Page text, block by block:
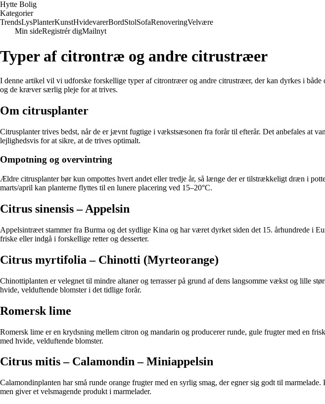
Hytte Bolig
Kategorier
TrendsLysPlanterKunstHvidevarerBordStolSofaRenoveringVelvære
Min sideRegistrér digMailnyt
Typer af citrontræ og andre citrustræer
I denne artikel vil vi udforske forskellige typer af citrontræer og andre citrustræer, der kan dyrkes i
og de kræver særlig pleje for at trives.
Om citrusplanter
Citrusplanter trives bedst, når de er jævnt fugtige i vækstsæsonen fra forår til efterår. Det anbefales at
lejlighedsvis for at sikre, at de trives optimalt.
Ompotning og overvintring
Ældre citrusplanter bør kun ompottes hvert andet eller tredje år, så længe der er tilstrækkeligt dræn i
marts/april kan planterne flyttes til en lunere placering ved 15–20°C.
Citrus sinensis – Appelsin
Appelsintræet stammer fra Burma og det sydlige Kina og har været dyrket siden det 15. århundrede i
friske eller indgå i forskellige retter og desserter.
Citrus myrtifolia – Chinotti (Myrteorange)
Chinottiplanten er velegnet til mindre altaner og terrasser på grund af dens langsomme vækst og lille
hvide, velduftende blomster i det tidlige forår.
Romersk lime
Romersk lime er en krydsning mellem citron og mandarin og producerer runde, gule frugter med en
med hvide, velduftende blomster.
Citrus mitis – Calamondin – Miniappelsin
Calamondinplanten har små runde orange frugter med en syrlig smag, der egner sig godt til
men giver et velsmagende produkt i marmelader.